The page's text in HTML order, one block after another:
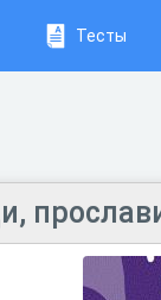
Тесты